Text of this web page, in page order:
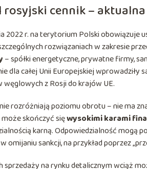
rosyjski cennik –
2022 r. na terytorium Polski obowiązuje
rozwiązaniach w zakresie
– spółki energetyczne, prywatne firmy,
dla całej Unii Europejskiej wprowadziły
z Rosji do krajów UE.
rozróżniają poziomu obrotu – nie ma
skończyć sięwysokimi karami
karną. Odpowiedzialność mogą
omijaniu sankcji, na przykład poprzez
sprzedaży na rynku detalicznym wciąż